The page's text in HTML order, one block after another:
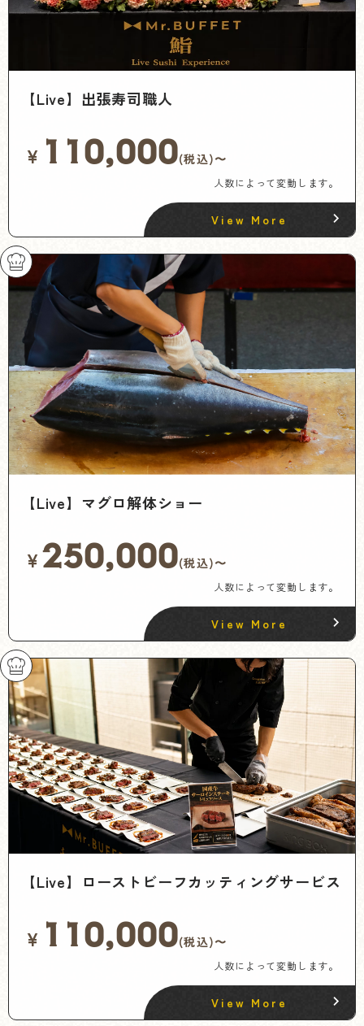
【Live】出張寿司職人
¥ 110,000(税込)〜
人数によって変動します。
View More
【Live】マグロ解体ショー
¥250,000(税込)〜
人数によって変動します。
View More
【Live】ローストビーフカッティングサービス
¥ 110,000(税込)〜
人数によって変動します。
View More